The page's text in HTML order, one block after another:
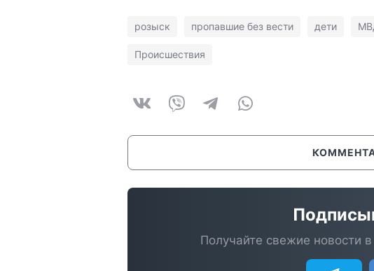
розыск пропавшие без вести дети
Происшествия
Получайте свежие новости